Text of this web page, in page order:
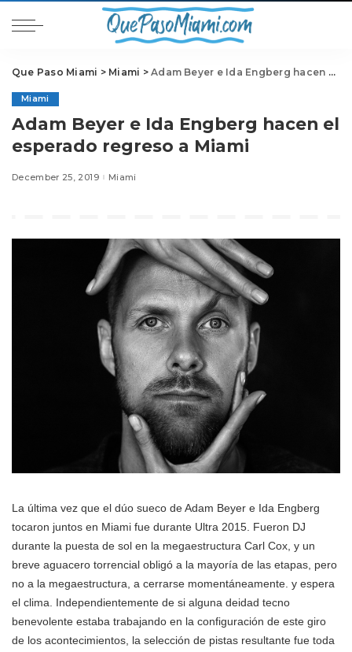
Que Paso Miami > Miami >Adam Beyer e Ida Engberg hacen el esperado regreso a Miami
Miami
Adam Beyer e Ida Engberg hacen el
esperado regreso a Miami
December 25, 2019 Miami
La última vez que el dúo sueco de Adam Beyer e Ida Engberg
tocaron juntos en Miami fue durante Ultra 2015. Fueron DJ
durante la puesta de sol en la megaestructura Carl Cox, y un
breve aguacero torrencial obligó a la mayoría de las etapas, pero
no a la megaestructura, a cerrarse momentáneamente. y espera
el clima. Independientemente de si alguna deidad tecno
benevolente estaba trabajando en la configuración de este giro
de los acontecimientos, la selección de pistas resultante fue toda